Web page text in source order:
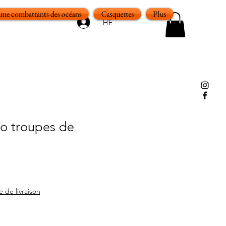
HE
combattants des océans Casquettes Plus
troupes de
de livraison